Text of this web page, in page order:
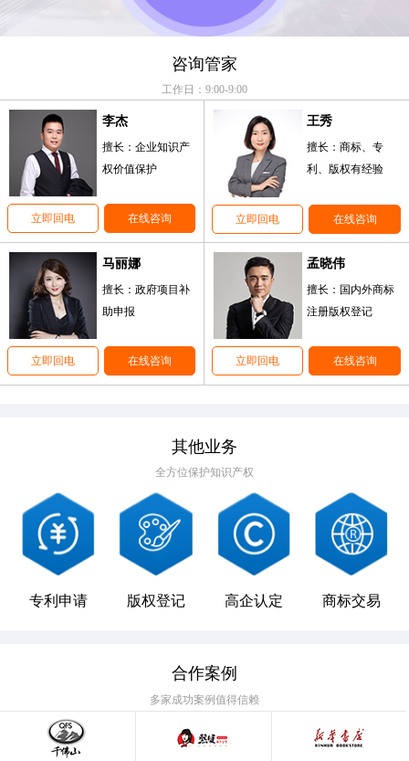
咨询管家
工作日：9:00-9:00
李杰
擅长：企业知识产
权价值保护
立即回电 在线咨询
王秀
擅长：商标、专
利、版权有经验
立即回电 在线咨询
马丽娜
擅长：政府项目补
助申报
立即回电 在线咨询
孟晓伟
擅长：国内外商标
注册版权登记
立即回电 在线咨询
其他业务
全方位保护知识产权
专利申请 版权登记 高企认定 商标交易
合作案例
多家成功案例值得信赖